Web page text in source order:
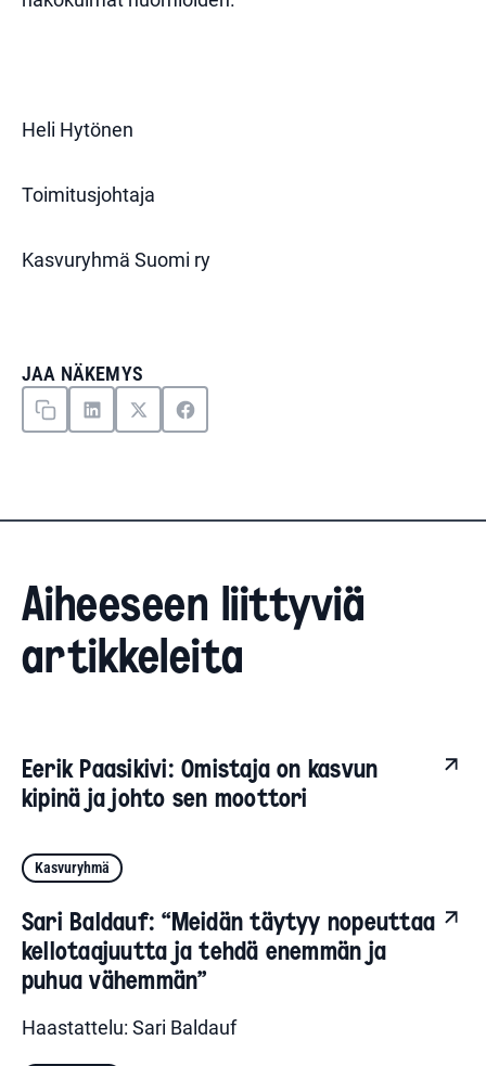
Heli Hytönen
Toimitusjohtaja
Kasvuryhmä Suomi ry
JAA NÄKEMYS
Aiheeseen liittyviä
artikkeleita
Eerik Paasikivi: Omistaja on kasvun
kipinä ja johto sen moottori
Kasvuryhmä
Sari Baldauf: “Meidän täytyy nopeuttaa
kellotaajuutta ja tehdä enemmän ja
puhua vähemmän”
Haastattelu: Sari Baldauf